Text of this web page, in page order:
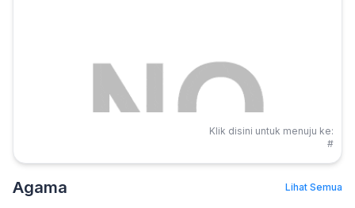
Klik disini untuk menuju ke:
#
Agama Lihat Semua